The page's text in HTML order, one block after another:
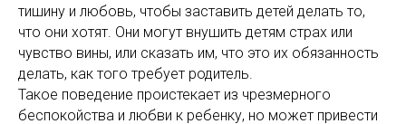
тишину и любовь, чтобы заставить детей делать то,
что они хотят. Они могут внушить детям страх или
чувство вины, или сказать им, что это их обязанность
делать, как того требует родитель.
Такое поведение проистекает из чрезмерного
беспокойства и любви к ребенку, но может привести